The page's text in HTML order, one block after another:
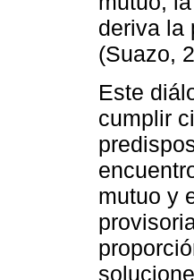
deriva la
(Suazo,
Este
cumplir
mutuo y